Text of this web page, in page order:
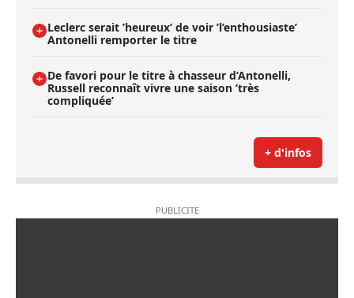
Leclerc serait ’heureux’ de voir ’l’enthousiaste’
Antonelli remporter le titre
De favori pour le titre à chasseur d’Antonelli,
Russell reconnaît vivre une saison ’très
compliquée’
+ d'infos